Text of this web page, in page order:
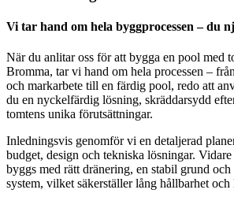
Vi tar hand om hela byggprocessen – du
När du anlitar oss för att bygga en pool med
Bromma, tar vi hand om hela processen –
och markarbete till en färdig pool, redo att
du en nyckelfärdig lösning, skräddarsydd
tomtens unika förutsättningar.
Inledningsvis genomför vi en detaljerad
budget, design och tekniska lösningar.
byggs med rätt dränering, en stabil grund
system, vilket säkerställer lång hållbarhet och